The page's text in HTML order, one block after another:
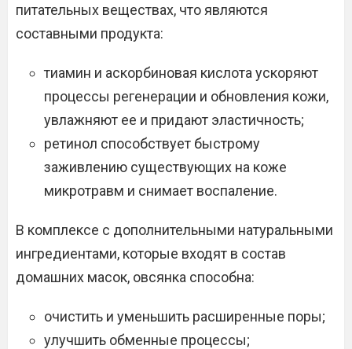
питательных веществах, что являются
составными продукта:
тиамин и аскорбиновая кислота ускоряют
процессы регенерации и обновления кожи,
увлажняют ее и придают эластичность;
ретинол способствует быстрому
заживлению существующих на коже
микротравм и снимает воспаление.
В комплексе с дополнительными натуральными
ингредиентами, которые входят в состав
домашних масок, овсянка способна:
очистить и уменьшить расширенные поры;
улучшить обменные процессы;